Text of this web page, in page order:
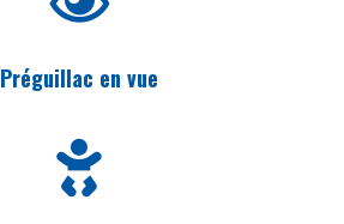
Préguillac en vue